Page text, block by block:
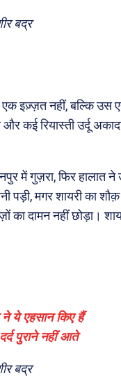
बद्र
एक इज़्ज़त नहीं, बल्कि उस
कई रियास्ती उर्दू
में गुज़रा, फिर हालात ने
पड़ी, मगर शायरी का
का दामन नहीं छोड़ा।
ने ये एहसान किए हैं
पुराने नहीं आते
बद्र